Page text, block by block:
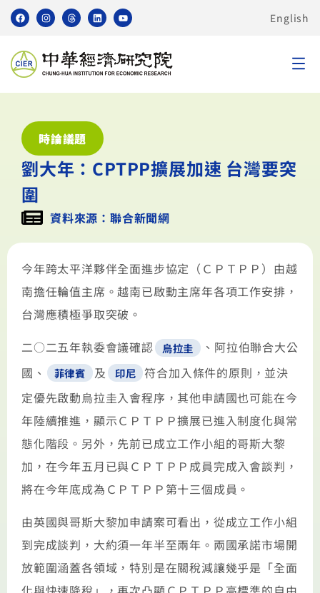
English
時論議題
劉大年：CPTPP擴展加速 台灣要突
圍
資料來源：聯合新聞網
今年跨太平洋夥伴全面進步協定（ＣＰＴＰＰ）由越
南擔任輪值主席。越南已啟動主席年各項工作安排，
台灣應積極爭取突破。
二○二五年執委會議確認
烏拉圭
、阿拉伯聯合大公
國、
菲律賓 及 印尼
符合加入條件的原則，並決
定優先啟動烏拉圭入會程序，其他申請國也可能在今
年陸續推進，顯示ＣＰＴＰＰ擴展已進入制度化與常
態化階段。另外，先前已成立工作小組的哥斯大黎
加，在今年五月已與ＣＰＴＰＰ成員完成入會談判，
將在今年底成為ＣＰＴＰＰ第十三個成員。
由英國與哥斯大黎加申請案可看出，從成立工作小組
到完成談判，大約須一年半至兩年。兩國承諾市場開
放範圍涵蓋各領域，特別是在關稅減讓幾乎是「全面